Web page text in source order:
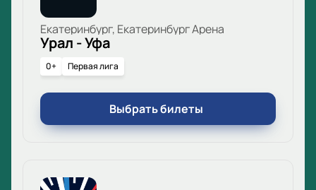
Екатеринбург, Екатеринбург Арена
Урал - Уфа
0+ Первая лига
Выбрать билеты